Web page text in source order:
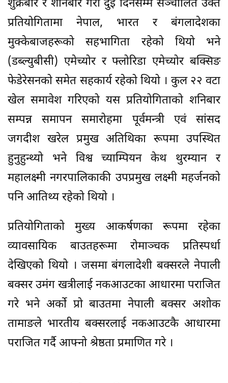
शुक्रबार र शनिबार गरी दुई दिनसम्म सञ्चालित उक्त
प्रतियोगितामा नेपाल, भारत र बंगलादेशका
मुक्केबाजहरूको सहभागिता रहेको थियो भने
(डब्ल्युबीसी) एमेच्योर र फ्लोरिडा एमेच्योर बक्सिङ
फेडेरेसनको समेत सहकार्य रहेको थियो । कुल २२ वटा
खेल समावेश गरिएको यस प्रतियोगिताको शनिबार
सम्पन्न समापन समारोहमा पूर्वमन्त्री एवं सांसद
जगदीश खरेल प्रमुख अतिथिका रूपमा उपस्थित
हुनुहुन्थ्यो भने विश्व च्याम्पियन केथ थुरम्यान र
महालक्ष्मी नगरपालिकाकी उपप्रमुख लक्ष्मी महर्जनको
पनि आतिथ्य रहेको थियो ।
प्रतियोगिताको मुख्य आकर्षणका रूपमा रहेका
व्यावसायिक बाउतहरूमा रोमाञ्चक प्रतिस्पर्धा
देखिएको थियो । जसमा बंगलादेशी बक्सरले नेपाली
बक्सर उमंग खत्रीलाई नकआउटका आधारमा पराजित
गरे भने अर्को प्रो बाउतमा नेपाली बक्सर अशोक
तामाङले भारतीय बक्सरलाई नकआउटकै आधारमा
पराजित गर्दै आफ्नो श्रेष्ठता प्रमाणित गरे ।